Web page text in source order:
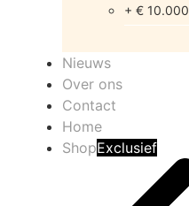
+ € 10.000
Nieuws
Over ons
Contact
Home
ShopExclusief